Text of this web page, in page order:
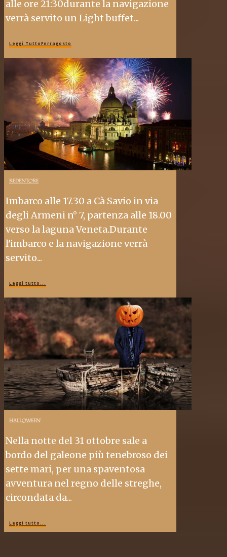
alle ore 21:30durante la navigazione
verrà servito un Light buffet...
Leggi TuttoFerragosto
REDENTORE
Imbarco alle 17.30 a Cà Savio in via
degli Armeni n° 7, partenza alle 18.00
verso la laguna Veneta.Durante
l'imbarco e la navigazione verrà
servito...
Leggi tutto...
HALLOWEEN
Nella notte del 31 ottobre sale a
bordo del galeone più tenebroso dei
sette mari, per una spaventosa
avventura nel regno delle streghe,
circondata da...
Leggi tutto...